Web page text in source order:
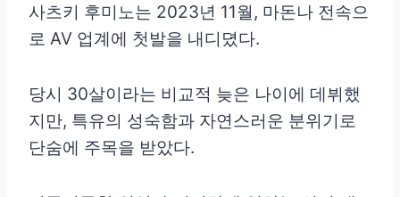
사츠키 후미노는 2023년 11월, 마돈나 전속으
로 AV 업계에 첫발을 내디뎠다.
당시 30살이라는 비교적 늦은 나이에 데뷔했
지만, 특유의 성숙함과 자연스러운 분위기로
단숨에 주목을 받았다.